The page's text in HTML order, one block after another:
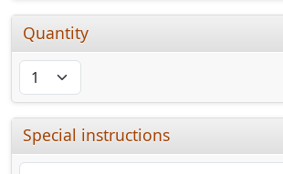
Quantity
Special instructions